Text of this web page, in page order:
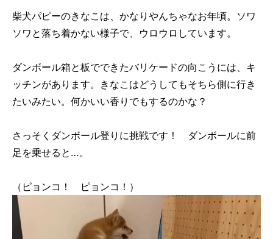
柴犬パピーのきなこは、かなりやんちゃなお年頃。ソワ
ソワと落ち着かない様子で、ウロウロしています。
ダンボール箱と板でできたバリケードの向こうには、キ
ッチンがあります。きなこはどうしてもそちら側に行き
たいみたい。何かいい香りでもするのかな？
さっそくダンボール登りに挑戦です！ ダンボールに前
足を乗せると…。
（ピョンコ！ ピョンコ！）